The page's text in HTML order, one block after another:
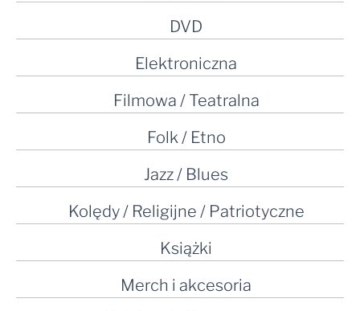
DVD
Elektroniczna
Filmowa / Teatralna
Folk / Etno
Jazz / Blues
Kolędy / Religijne / Patriotyczne
Książki
Merch i akcesoria